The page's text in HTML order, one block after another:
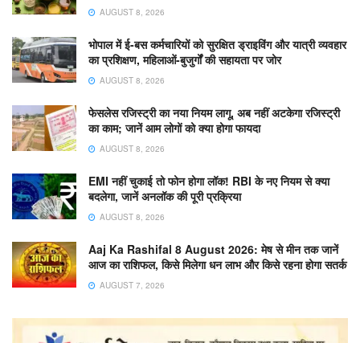
AUGUST 8, 2026
भोपाल में ई-बस कर्मचारियों को सुरक्षित ड्राइविंग और यात्री व्यवहार
का प्रशिक्षण, महिलाओं-बुजुर्गों की सहायता पर जोर
AUGUST 8, 2026
फेसलेस रजिस्ट्री का नया नियम लागू, अब नहीं अटकेगा रजिस्ट्री
का काम; जानें आम लोगों को क्या होगा फायदा
AUGUST 8, 2026
EMI नहीं चुकाई तो फोन होगा लॉक! RBI के नए नियम से क्या
बदलेगा, जानें अनलॉक की पूरी प्रक्रिया
AUGUST 8, 2026
Aaj Ka Rashifal 8 August 2026: मेष से मीन तक जानें
आज का राशिफल, किसे मिलेगा धन लाभ और किसे रहना होगा सतर्क
AUGUST 7, 2026